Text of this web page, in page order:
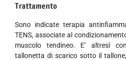
Trattamento
Sono indicate terapia
TENS, associate al
muscolo tendineo. E’ altresì
tallonetta di scarico sotto il